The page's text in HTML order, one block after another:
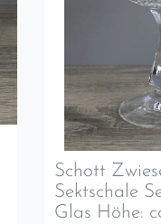
Schott
Sektschale
Glas Höhe: